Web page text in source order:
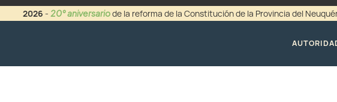
2026 - 20° aniversariode la reforma de la Constitución de la Provincia del